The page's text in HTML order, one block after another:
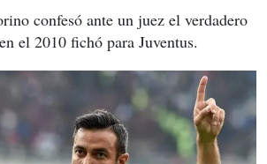
confesó ante un juez el verdadero
el 2010 fichó para Juventus.